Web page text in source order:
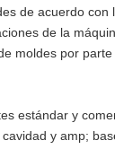
de acuerdo con
de la
moldes por
estándar y
y amp;